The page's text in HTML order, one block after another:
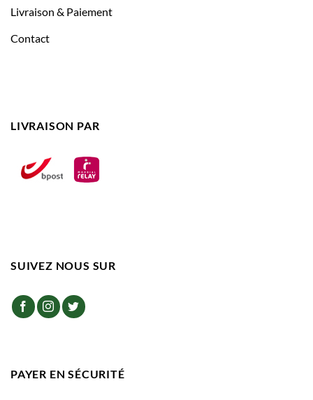
Livraison & Paiement
Contact
LIVRAISON PAR
SUIVEZ NOUS SUR
PAYER EN SÉCURITÉ